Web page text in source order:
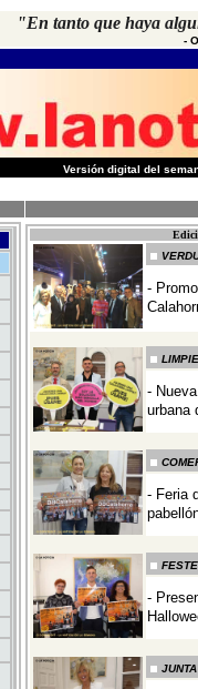
"En tanto que haya
-
Versión digital del